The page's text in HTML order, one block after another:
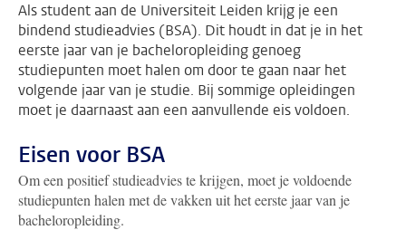
Als student aan de Universiteit Leiden krijg je een
bindend studieadvies (BSA). Dit houdt in dat je in het
eerste jaar van je bacheloropleiding genoeg
studiepunten moet halen om door te gaan naar het
volgende jaar van je studie. Bij sommige opleidingen
moet je daarnaast aan een aanvullende eis voldoen.
Eisen voor BSA
Om een positief studieadvies te krijgen, moet je voldoende
studiepunten halen met de vakken uit het eerste jaar van je
bacheloropleiding.